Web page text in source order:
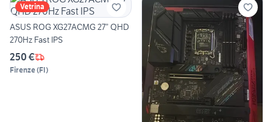
Vetrina
ASUS ROG XG27ACMG 27” QHD
270Hz Fast IPS
250 €
Firenze(FI)